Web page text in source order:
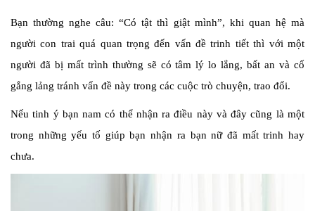
Bạn thường nghe câu: “Có tật thì giật mình”, khi quan hệ mà
người con trai quá quan trọng đến vấn đề trinh tiết thì với một
người đã bị mất trình thường sẽ có tâm lý lo lắng, bất an và cố
gắng lảng tránh vấn đề này trong các cuộc trò chuyện, trao đổi.
Nếu tinh ý bạn nam có thể nhận ra điều này và đây cũng là một
trong những yếu tố giúp bạn nhận ra bạn nữ đã mất trinh hay
chưa.